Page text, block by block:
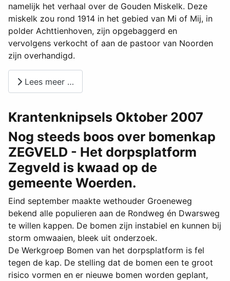
namelijk het verhaal over de Gouden Miskelk. Deze
miskelk zou rond 1914 in het gebied van Mi of Mij, in
polder Achttienhoven, zijn opgebaggerd en
vervolgens verkocht of aan de pastoor van Noorden
zijn overhandigd.
Lees meer …
Krantenknipsels Oktober 2007
Nog steeds boos over bomenkap
ZEGVELD - Het dorpsplatform
Zegveld is kwaad op de
gemeente Woerden.
Eind september maakte wethouder Groeneweg
bekend alle populieren aan de Rondweg én Dwarsweg
te willen kappen. De bomen zijn instabiel en kunnen bij
storm omwaaien, bleek uit onderzoek.
De Werkgroep Bomen van het dorpsplatform is fel
tegen de kap. De stelling dat de bomen een te groot
risico vormen en er nieuwe bomen worden geplant,